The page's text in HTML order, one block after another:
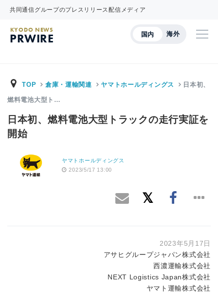
共同通信グループのプレスリリース配信メディア
国内 海外
KYODO NEWS
PRWIRE
TOP 倉庫・運輸関連 ヤマトホールディングス 日本初、
燃料電池大型ト…
日本初、燃料電池大型トラックの走行実証を
開始
ヤマトホールディングス
2023/5/17 13:00
2023年5月17日
アサヒグループジャパン株式会社
西濃運輸株式会社
NEXT Logistics Japan株式会社
ヤマト運輸株式会社